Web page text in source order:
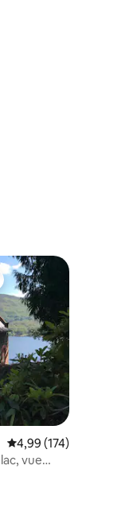
: 4,83 sur 5
appréciés
Évaluation moyenne
4,99 (174)
vue